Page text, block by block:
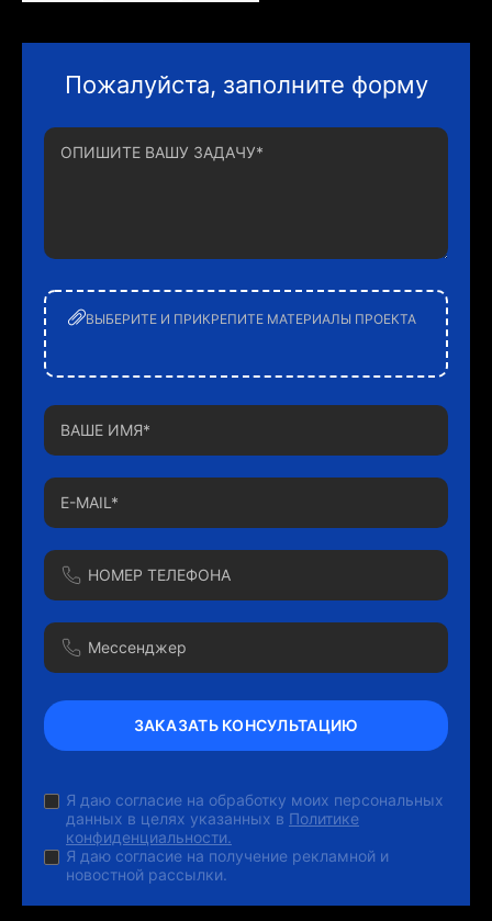
Пожалуйста, заполните форму
ВЫБЕРИТЕ И ПРИКРЕПИТЕ МАТЕРИАЛЫ ПРОЕКТА
ЗАКАЗАТЬ КОНСУЛЬТАЦИЮ
Я даю согласие на обработку моих персональных
данных в целях указанных в Политике
конфиденциальности.
Я даю согласие на получение рекламной и
новостной рассылки.